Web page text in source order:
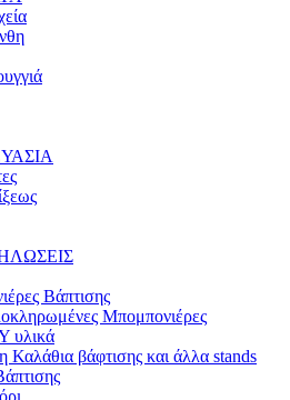
Βάπτισης
Μπομπονιέρες
υλικά
Καλάθια βάφτισης και άλλα stands